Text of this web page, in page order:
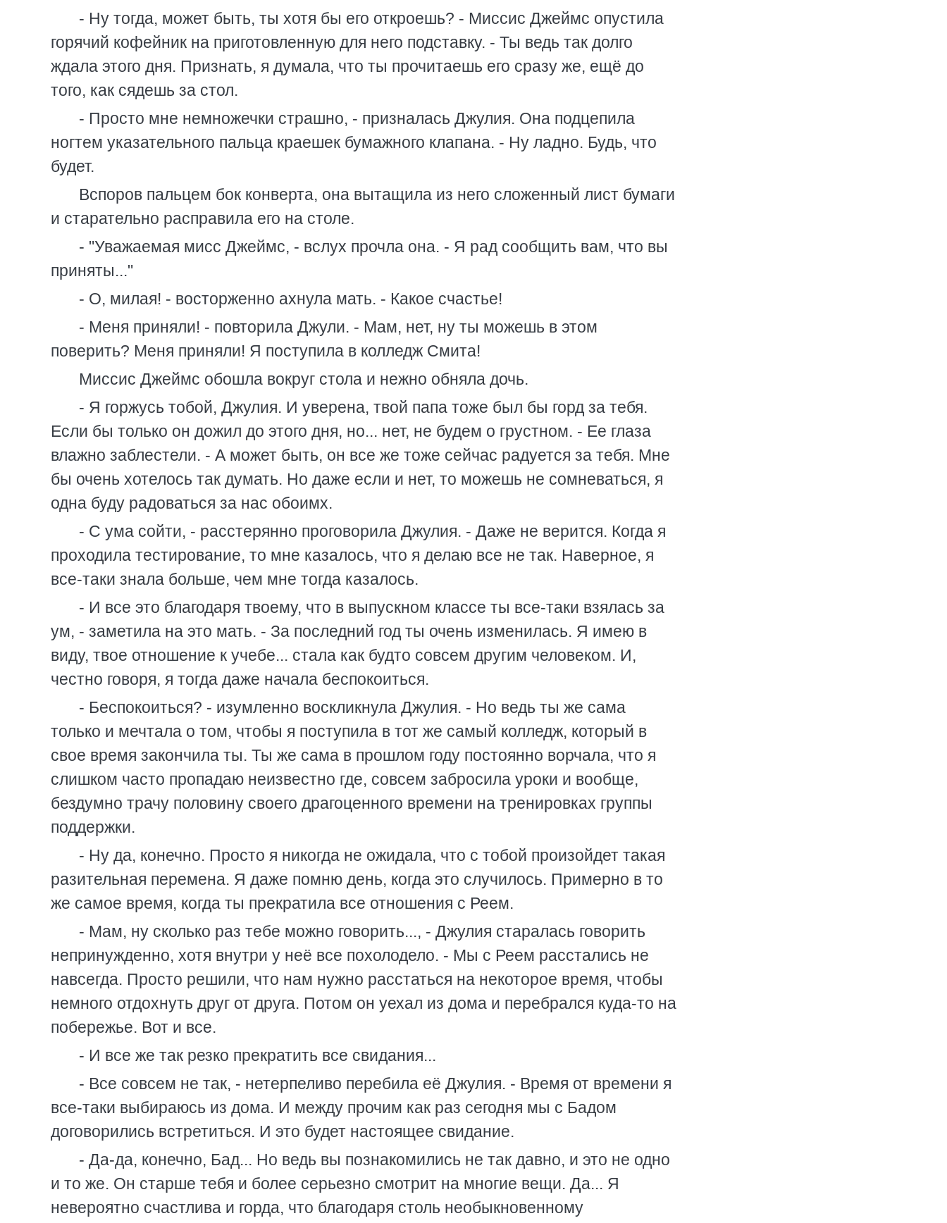
- Ну тогда, может быть, ты хотя бы его откроешь? - Миссис Джеймс опустила
горячий кофейник на приготовленную для него подставку. - Ты ведь так долго
ждала этого дня. Признать, я думала, что ты прочитаешь его сразу же, ещё до
того, как сядешь за стол.
- Просто мне немножечки страшно, - призналась Джулия. Она подцепила
ногтем указательного пальца краешек бумажного клапана. - Ну ладно. Будь, что
будет.
Вспоров пальцем бок конверта, она вытащила из него сложенный лист бумаги
и старательно расправила его на столе.
- "Уважаемая мисс Джеймс, - вслух прочла она. - Я рад сообщить вам, что вы
приняты..."
- О, милая! - восторженно ахнула мать. - Какое счастье!
- Меня приняли! - повторила Джули. - Мам, нет, ну ты можешь в этом
поверить? Меня приняли! Я поступила в колледж Смита!
Миссис Джеймс обошла вокруг стола и нежно обняла дочь.
- Я горжусь тобой, Джулия. И уверена, твой папа тоже был бы горд за тебя.
Если бы только он дожил до этого дня, но... нет, не будем о грустном. - Ее глаза
влажно заблестели. - А может быть, он все же тоже сейчас радуется за тебя. Мне
бы очень хотелось так думать. Но даже если и нет, то можешь не сомневаться, я
одна буду радоваться за нас обоимх.
- С ума сойти, - расстерянно проговорила Джулия. - Даже не верится. Когда я
проходила тестирование, то мне казалось, что я делаю все не так. Наверное, я
все-таки знала больше, чем мне тогда казалось.
- И все это благодаря твоему, что в выпускном классе ты все-таки взялась за
ум, - заметила на это мать. - За последний год ты очень изменилась. Я имею в
виду, твое отношение к учебе... стала как будто совсем другим человеком. И,
честно говоря, я тогда даже начала беспокоиться.
- Беспокоиться? - изумленно воскликнула Джулия. - Но ведь ты же сама
только и мечтала о том, чтобы я поступила в тот же самый колледж, который в
свое время закончила ты. Ты же сама в прошлом году постоянно ворчала, что я
слишком часто пропадаю неизвестно где, совсем забросила уроки и вообще,
бездумно трачу половину своего драгоценного времени на тренировках группы
поддержки.
- Ну да, конечно. Просто я никогда не ожидала, что с тобой произойдет такая
разительная перемена. Я даже помню день, когда это случилось. Примерно в то
же самое время, когда ты прекратила все отношения с Реем.
- Мам, ну сколько раз тебе можно говорить..., - Джулия старалась говорить
непринужденно, хотя внутри у неё все похолодело. - Мы с Реем расстались не
навсегда. Просто решили, что нам нужно расстаться на некоторое время, чтобы
немного отдохнуть друг от друга. Потом он уехал из дома и перебрался куда-то на
побережье. Вот и все.
- И все же так резко прекратить все свидания...
- Все совсем не так, - нетерпеливо перебила её Джулия. - Время от времени я
все-таки выбираюсь из дома. И между прочим как раз сегодня мы с Бадом
договорились встретиться. И это будет настоящее свидание.
- Да-да, конечно, Бад... Но ведь вы познакомились не так давно, и это не одно
и то же. Он старше тебя и более серьезно смотрит на многие вещи. Да... Я
невероятно счастлива и горда, что благодаря столь необыкновенному